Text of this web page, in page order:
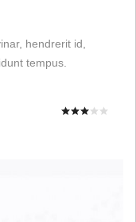
hendrerit id,
tempus.